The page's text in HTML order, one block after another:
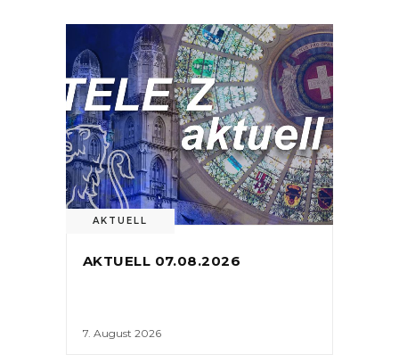
AKTUELL
AKTUELL 07.08.2026
7. August 2026